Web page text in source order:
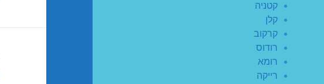
קטניה
קלן
קרקוב
רודוס
רומא
רייקה